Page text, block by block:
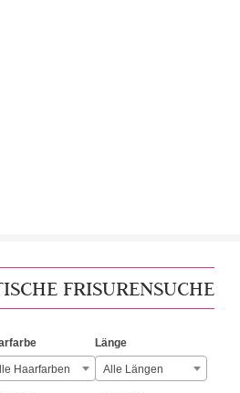
FRISURENSUCHE
Haarfarben
Länge
Alle Längen